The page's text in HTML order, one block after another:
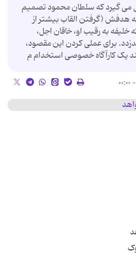
می‌ گیرد که سلطان محمود تصمیم
هدفش (گرفتن القاب بیشتر از
به رقیب او، خاقان اجل،
برای عملی کردن این مقصود،
یک کارآگاه خصوصی استخدام م